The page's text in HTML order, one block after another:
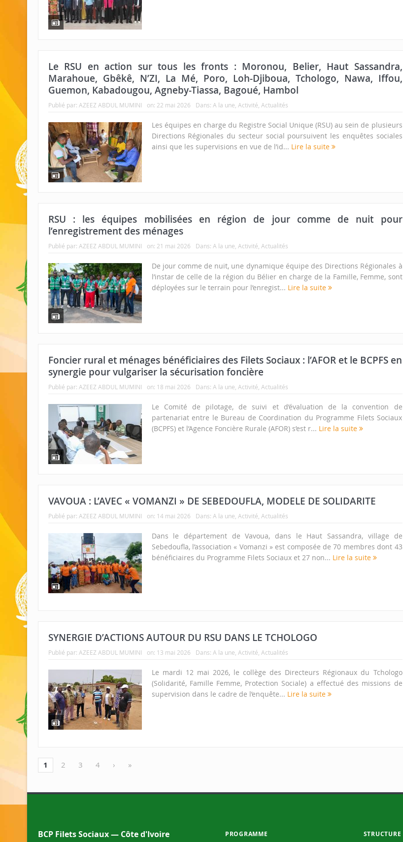
Le RSU en action sur tous les fronts : Moronou, Belier, Haut Sassandra,
Marahoue, Gbêkê, N’ZI, La Mé, Poro, Loh-Djiboua, Tchologo, Nawa, Iffou,
Guemon, Kabadougou, Agneby-Tiassa, Bagoué, Hambol
Publié par: AZEEZ ABDUL MUMINI on: 22 mai 2026 Dans: A la une Activité Actualités
Les équipes en charge du Registre Social Unique (RSU) au sein de plusieurs
Directions Régionales du secteur social poursuivent les enquêtes sociales
ainsi que les supervisions en vue de l’id... Lire la suite
RSU : les équipes mobilisées en région de jour comme de nuit pour
l’enregistrement des ménages
Publié par: AZEEZ ABDUL MUMINI on: 21 mai 2026 Dans: A la une Activité Actualités
De jour comme de nuit, une dynamique équipe des Directions Régionales à
l’instar de celle de la région du Bélier en charge de la Famille, Femme, sont
déployées sur le terrain pour l’enregist... Lire la suite
Foncier rural et ménages bénéficiaires des Filets Sociaux : l’AFOR et le BCPFS en
synergie pour vulgariser la sécurisation foncière
Publié par: AZEEZ ABDUL MUMINI on: 18 mai 2026 Dans: A la une Activité Actualités
Le Comité de pilotage, de suivi et d’évaluation de la convention de
partenariat entre le Bureau de Coordination du Programme Filets Sociaux
(BCPFS) et l’Agence Foncière Rurale (AFOR) s’est r... Lire la suite
VAVOUA : L’AVEC « VOMANZI » DE SEBEDOUFLA, MODELE DE SOLIDARITE
Publié par: AZEEZ ABDUL MUMINI on: 14 mai 2026 Dans: A la une Activité Actualités
Dans le département de Vavoua, dans le Haut Sassandra, village de
Sebedoufla, l’association « Vomanzi » est composée de 70 membres dont 43
bénéficiaires du Programme Filets Sociaux et 27 non... Lire la suite
SYNERGIE D’ACTIONS AUTOUR DU RSU DANS LE TCHOLOGO
Publié par: AZEEZ ABDUL MUMINI on: 13 mai 2026 Dans: A la une Activité Actualités
Le mardi 12 mai 2026, le collège des Directeurs Régionaux du Tchologo
(Solidarité, Famille Femme, Protection Sociale) a effectué des missions de
supervision dans le cadre de l’enquête... Lire la suite
1 2 3 4 › »
BCP Filets Sociaux — Côte d'Ivoire PROGRAMME STRUCTURE